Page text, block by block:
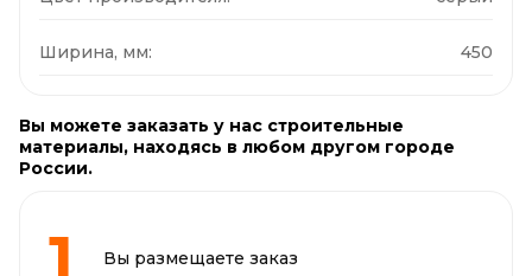
Ширина, мм: 450
Вы можете заказать у нас строительные
материалы, находясь в любом другом городе
России.
Вы размещаете заказ